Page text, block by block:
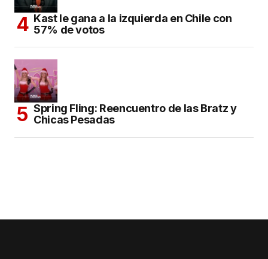
Kast le gana a la izquierda en Chile con
57% de votos
Spring Fling: Reencuentro de las Bratz y
Chicas Pesadas